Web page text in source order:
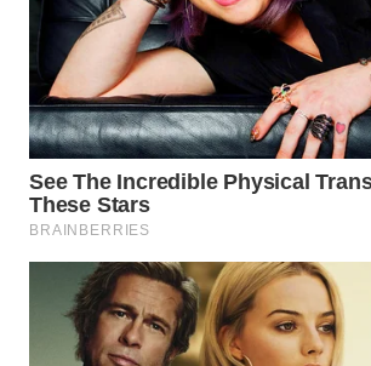
NATUNA
WN
BINTAN
WN
MANDALIKA
LIKUPANG
WN